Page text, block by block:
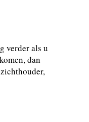
verder als u
dan